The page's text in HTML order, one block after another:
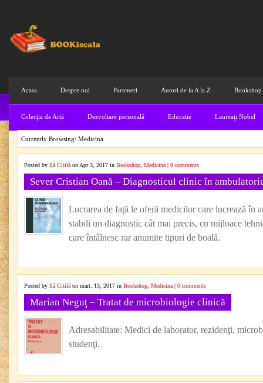
Acasa Despre noi Parteneri Autori de la A la Z Bookshop
Colecţia de Artă Dezvoltare personală Educatie Laureaţi Nobel
Currently Browsing: Medicina
Posted by Ilă Citilă on Apr 3, 2017 in Bookshop Medicina | 0 comments
Sever Cristian Oană – Diagnosticul clinic în
Lucrarea de față le oferă medicilor care lucrează în
stabili un diagnostic cât mai precis, cu mijloace
care întâlnesc rar anumite tipuri de boală.
Posted by Ilă Citilă on mart. 13, 2017 in Bookshop Medicina | 0 comments
Marian Neguţ – Tratat de microbiologie clinică
Adresabilitate: Medici de laborator, rezidenţi,
studenţi.